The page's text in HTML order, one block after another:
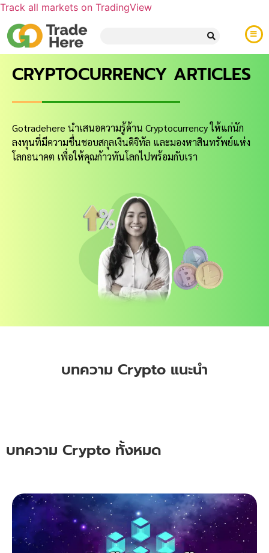
Track all markets on TradingView
CRYPTOCURRENCY ARTICLES
Gotradehere นำเสนอความรู้ด้าน Cryptocurrency ให้แก่นัก
ลงทุนที่มีความชื่นชอบสกุลเงินดิจิทัล และมองหาสินทรัพย์แห่ง
โลกอนาคต เพื่อให้คุณก้าวทันโลกไปพร้อมกับเรา
บทความ Crypto แนะนำ
บทความ Crypto ทั้งหมด